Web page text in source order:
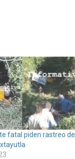
fatal piden rastreo de